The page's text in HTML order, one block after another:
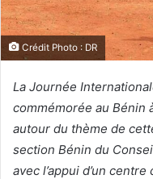
Crédit Photo : DR
La Journée
commémorée au Bénin
autour du thème de
section Bénin du
avec l’appui d’un